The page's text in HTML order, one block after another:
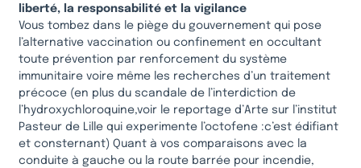
liberté, la responsabilité et la vigilance
Vous tombez dans le piège du gouvernement qui pose
l’alternative vaccination ou confinement en occultant
toute prévention par renforcement du système
immunitaire voire même les recherches d’un traitement
précoce (en plus du scandale de l’interdiction de
l’hydroxychloroquine,voir le reportage d’Arte sur l’institut
Pasteur de Lille qui experimente l’octofene :c’est édifiant
et consternant) Quant à vos comparaisons avec la
conduite à gauche ou la route barrée pour incendie,